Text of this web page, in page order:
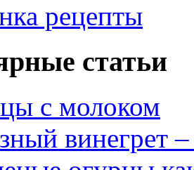
рецепты
статьи
с молоком
винегрет